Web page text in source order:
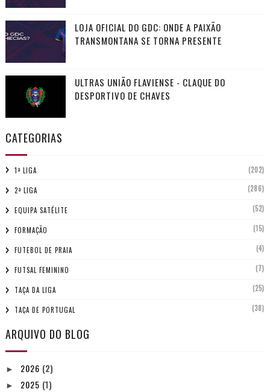
LOJA OFICIAL DO GDC: ONDE A PAIXÃO
TRANSMONTANA SE TORNA PRESENTE
ULTRAS UNIÃO FLAVIENSE - CLAQUE DO
DESPORTIVO DE CHAVES
CATEGORIAS
1ª LIGA (202)
2ª LIGA (286)
EQUIPA SATÉLITE (52)
FORMAÇÃO (15)
FUTEBOL DE PRAIA (4)
FUTSAL FEMININO (7)
TAÇA DA LIGA (25)
TAÇA DE PORTUGAL (38)
ARQUIVO DO BLOG
► 2026 (2)
► 2025 (1)